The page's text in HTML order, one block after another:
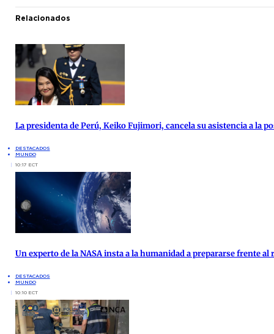
Relacionados
La presidenta de Perú, Keiko Fujimori, cancela su asistencia a la
DESTACADOS
MUNDO
10:17 ECT
Un experto de la NASA insta a la humanidad a prepararse frente
DESTACADOS
MUNDO
10:10 ECT